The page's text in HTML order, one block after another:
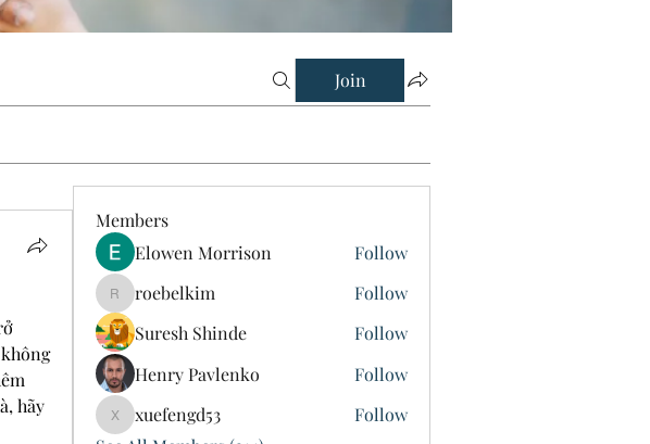
Join
hãy
Members
Elowen Morrison
Follow
roebelkim
roebelkim
Follow
Suresh Shinde
Follow
Henry Pavlenko
Follow
xuefengd53
xuefengd53
Follow